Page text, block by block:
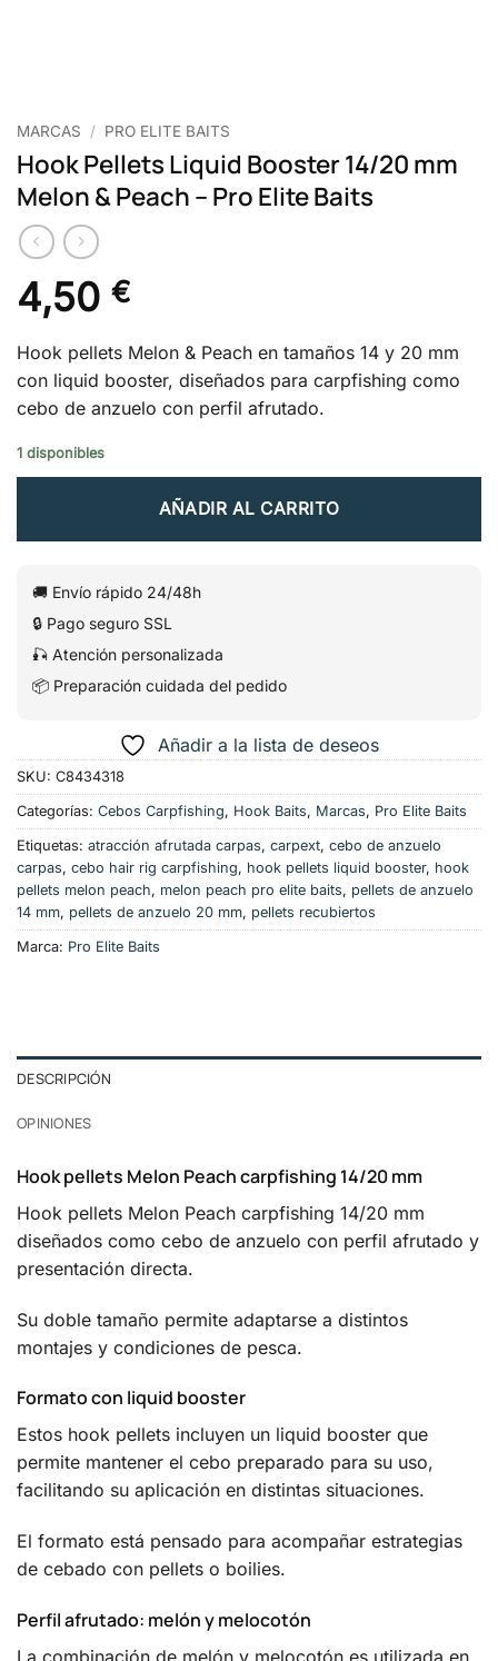
MARCAS / PRO ELITE BAITS
Hook Pellets Liquid Booster 14/20 mm
Melon & Peach – Pro Elite Baits
4,50 €
Hook pellets Melon & Peach en tamaños 14 y 20 mm
con liquid booster, diseñados para carpfishing como
cebo de anzuelo con perfil afrutado.
1 disponibles
AÑADIR AL CARRITO
🚚 Envío rápido 24/48h
🔒 Pago seguro SSL
🎣 Atención personalizada
📦 Preparación cuidada del pedido
Añadir a la lista de deseos
SKU: C8434318
Categorías: Cebos Carpfishing, Hook Baits, Marcas, Pro Elite Baits
Etiquetas: atracción afrutada carpas, carpext, cebo de anzuelo
carpas, cebo hair rig carpfishing, hook pellets liquid booster, hook
pellets melon peach, melon peach pro elite baits, pellets de anzuelo
14 mm, pellets de anzuelo 20 mm, pellets recubiertos
Marca: Pro Elite Baits
DESCRIPCIÓN
OPINIONES
Hook pellets Melon Peach carpfishing 14/20 mm
Hook pellets Melon Peach carpfishing 14/20 mm
diseñados como cebo de anzuelo con perfil afrutado y
presentación directa.
Su doble tamaño permite adaptarse a distintos
montajes y condiciones de pesca.
Formato con liquid booster
Estos hook pellets incluyen un liquid booster que
permite mantener el cebo preparado para su uso,
facilitando su aplicación en distintas situaciones.
El formato está pensado para acompañar estrategias
de cebado con pellets o boilies.
Perfil afrutado: melón y melocotón